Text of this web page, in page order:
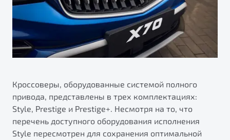
Кроссоверы, оборудованные системой полного
привода, представлены в трех комплектациях:
Style, Prestige и Prestige+. Несмотря на то, что
перечень доступного оборудования исполнения
Style пересмотрен для сохранения оптимальной